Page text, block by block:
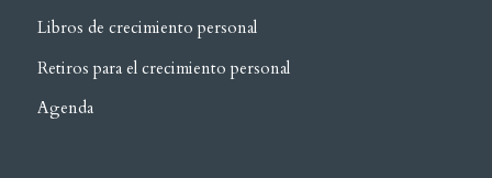
Libros de crecimiento personal
Retiros para el crecimiento personal
Agenda